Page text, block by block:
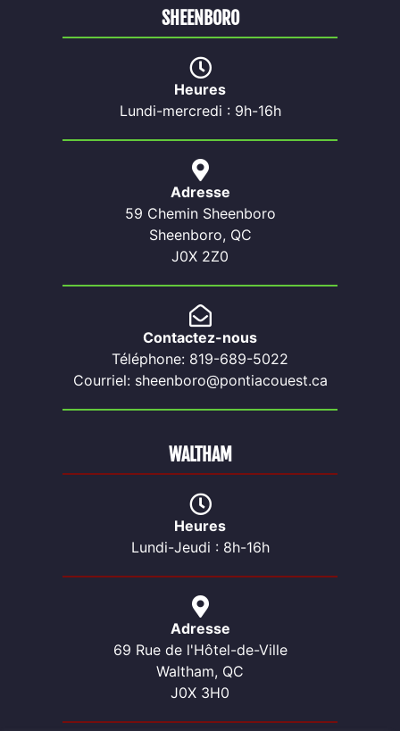
SHEENBORO
Heures
Lundi-mercredi : 9h-16h
Adresse
59 Chemin Sheenboro
Sheenboro, QC
J0X 2Z0
Contactez-nous
Téléphone: 819-689-5022
Courriel: sheenboro@pontiacouest.ca
Heures
Lundi-Jeudi : 8h-16h
Adresse
69 Rue de l'Hôtel-de-Ville
Waltham, QC
J0X 3H0
WALTHAM